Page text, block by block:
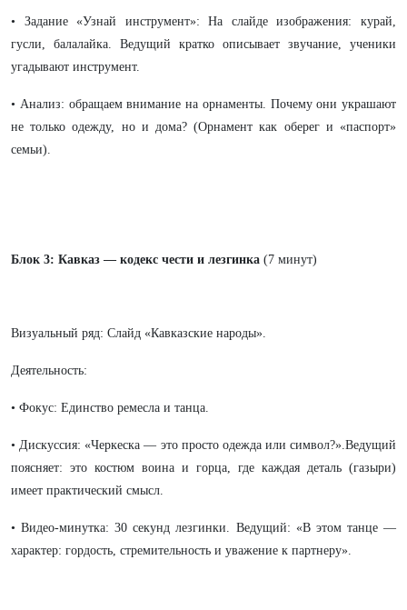
• Задание «Узнай инструмент»: На слайде изображения: курай,
гусли, балалайка. Ведущий кратко описывает звучание, ученики
угадывают инструмент.
• Анализ: обращаем внимание на орнаменты. Почему они украшают
не только одежду, но и дома? (Орнамент как оберег и «паспорт»
семьи).
Блок 3: Кавказ — кодекс чести и лезгинка (7 минут)
Визуальный ряд: Слайд «Кавказские народы».
Деятельность:
• Фокус: Единство ремесла и танца.
• Дискуссия: «Черкеска — это просто одежда или символ?».Ведущий
поясняет: это костюм воина и горца, где каждая деталь (газыри)
имеет практический смысл.
• Видео-минутка: 30 секунд лезгинки. Ведущий: «В этом танце —
характер: гордость, стремительность и уважение к партнеру».